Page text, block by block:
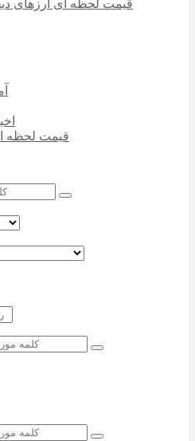
قیمت لحظه ای ارزهای
قیمت لحظه